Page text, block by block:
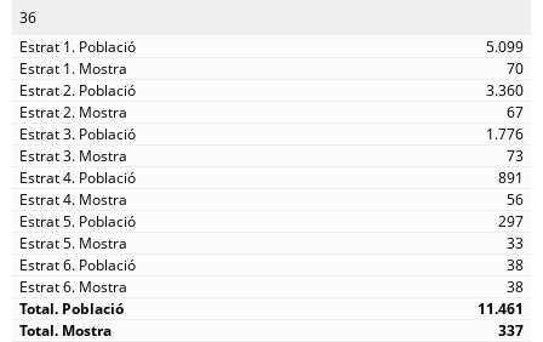
36
5.099
70
3.360
67
1.776
73
891
56
297
33
38
38
11.461
337